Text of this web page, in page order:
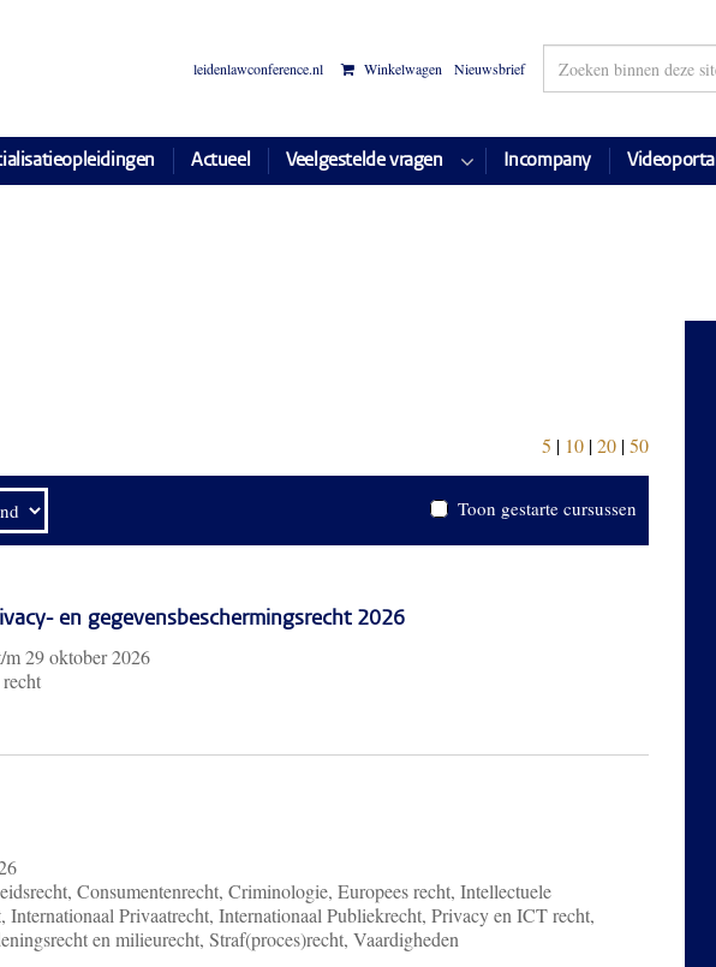
leidenlawconference.nl Winkelwagen Nieuwsbrief
Actueel Veelgestelde vragen Incompany Videoportal
5 | 10|20|50
Toon gestarte cursussen
en gegevensbeschermingsrecht 2026
m29 oktober 2026
Consumentenrecht, Criminologie, Europees recht, Intellectuele
Internationaal Privaatrecht, Internationaal Publiekrecht, Privacy en ICT recht,
en milieurecht, Straf(proces)recht, Vaardigheden